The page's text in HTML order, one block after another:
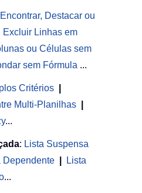
Encontrar, Destacar ou
Excluir Linhas em
ou Células sem
sem Fórmula ...
Critérios
Multi-Planilhas
...
: Lista Suspensa
Dependente
Lista
...